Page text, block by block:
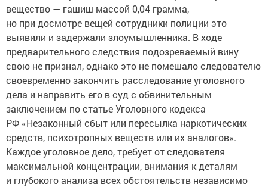
вещество — гашиш массой 0,04 грамма,
но при досмотре вещей сотрудники полиции это
выявили и задержали злоумышленника. В ходе
предварительного следствия подозреваемый вину
свою не признал, однако это не помешало следователю
своевременно закончить расследование уголовного
дела и направить его в суд с обвинительным
заключением по статье Уголовного кодекса
РФ «Незаконный сбыт или пересылка наркотических
средств, психотропных веществ или их аналогов».
Каждое уголовное дело, требует от следователя
максимальной концентрации, внимания к деталям
и глубокого анализа всех обстоятельств независимо